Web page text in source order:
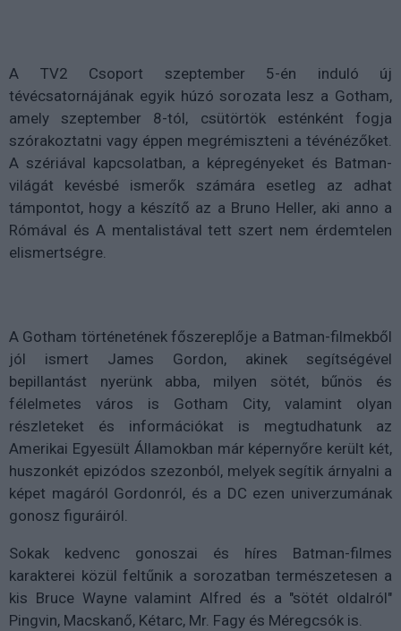
A TV2 Csoport szeptember 5-én induló új
tévécsatornájának egyik húzó sorozata lesz a Gotham,
amely szeptember 8-tól, csütörtök esténként fogja
szórakoztatni vagy éppen megrémiszteni a tévénézőket.
A szériával kapcsolatban, a képregényeket és Batman-
világát kevésbé ismerők számára esetleg az adhat
támpontot, hogy a készítő az a Bruno Heller, aki anno a
Rómával és A mentalistával tett szert nem érdemtelen
elismertségre.
A Gotham történetének főszereplője a Batman-filmekből
jól ismert James Gordon, akinek segítségével
bepillantást nyerünk abba, milyen sötét, bűnös és
félelmetes város is Gotham City, valamint olyan
részleteket és információkat is megtudhatunk az
Amerikai Egyesült Államokban már képernyőre került két,
huszonkét epizódos szezonból, melyek segítik árnyalni a
képet magáról Gordonról, és a DC ezen univerzumának
gonosz figuráiról.
Sokak kedvenc gonoszai és híres Batman-filmes
karakterei közül feltűnik a sorozatban természetesen a
kis Bruce Wayne valamint Alfred és a "sötét oldalról"
Pingvin, Macskanő, Kétarc, Mr. Fagy és Méregcsók is.